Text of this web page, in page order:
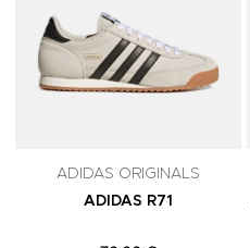
ADIDAS ORIGINALS
ADIDAS R71